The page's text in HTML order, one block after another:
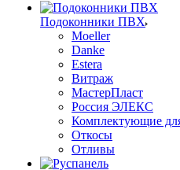
Подоконники ПВХ
Moeller
Danke
Estera
Витраж
МастерПласт
Россия ЭЛЕКС
Комплектующие
Откосы
Отливы